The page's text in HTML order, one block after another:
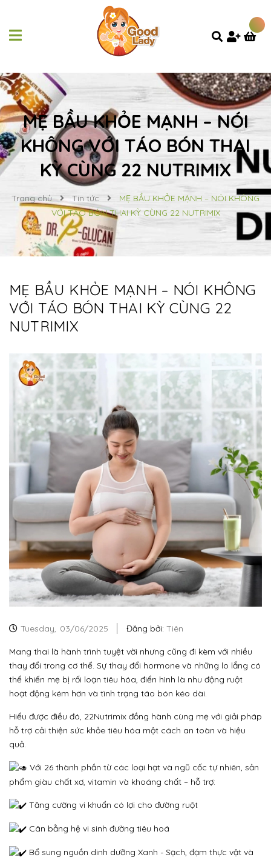
MẸ BẦU KHỎE MẠNH – NÓI
KHÔNG VỚI TÁO BÓN THAI
KỲ CÙNG 22 NUTRIMIX
Trang chủ Tin tức
MẸ BẦU KHỎE MẠNH – NÓI KHÔNG
VỚI TÁO BÓN THAI KỲ CÙNG 22 NUTRIMIX
MẸ BẦU KHỎE MẠNH – NÓI KHÔNG
VỚI TÁO BÓN THAI KỲ CÙNG 22
NUTRIMIX
Tuesday, 03/06/2025 Đăng bởi: Tiên
Mang thai là hành trình tuyệt vời nhưng cũng đi kèm với nhiều
thay đổi trong cơ thể. Sự thay đổi hormone và những lo lắng có
thể khiến mẹ bị rối loạn tiêu hóa, điển hình là nhu động ruột
hoạt động kém hơn và tình trạng táo bón kéo dài.
Hiểu được điều đó, 22Nutrimix đồng hành cùng mẹ với giải pháp
hỗ trợ cải thiện sức khỏe tiêu hóa một cách an toàn và hiệu
quả.
Với 26 thành phần từ các loại hạt và ngũ cốc tự nhiên, sản
phẩm giàu chất xơ, vitamin và khoáng chất – hỗ trợ:
Tăng cường vi khuẩn có lợi cho đường ruột
Cân bằng hệ vi sinh đường tiêu hoá
Bổ sung nguồn dinh dưỡng Xanh - Sạch, đạm thực vật và